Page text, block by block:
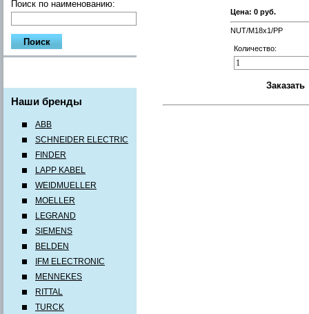
Поиск по наименованию:
Наши бренды
ABB
SCHNEIDER ELECTRIC
FINDER
LAPP KABEL
WEIDMUELLER
MOELLER
LEGRAND
SIEMENS
BELDEN
IFM ELECTRONIC
MENNEKES
RITTAL
TURCK
Цена: 0 руб.
NUT/M18x1/PP
Количество: